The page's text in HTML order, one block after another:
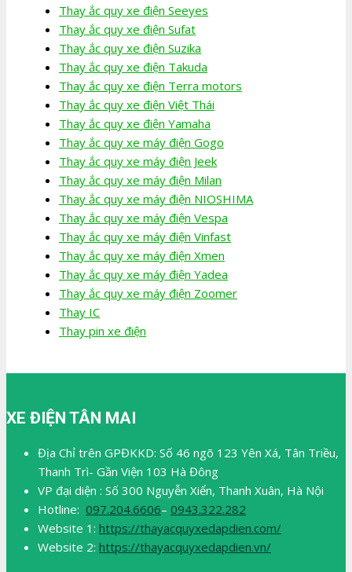
Thay ắc quy xe điện Seeyes
Thay ắc quy xe điện Sufat
Thay ắc quy xe điện Suzika
Thay ắc quy xe điện Takuda
Thay ắc quy xe điện Terra motors
Thay ắc quy xe điện Việt Thái
Thay ắc quy xe điện Yamaha
Thay ắc quy xe máy điện Gogo
Thay ắc quy xe máy điện Jeek
Thay ắc quy xe máy điện Milan
Thay ắc quy xe máy điện NIOSHIMA
Thay ắc quy xe máy điện Vespa
Thay ắc quy xe máy điện Vinfast
Thay ắc quy xe máy điện Xmen
Thay ắc quy xe máy điện Yadea
Thay ắc quy xe máy điện Zoomer
Thay IC
Thay pin xe điện
XE ĐIỆN TÂN MAI
Địa Chỉ trên GPĐKKD: Số 46 ngõ 123 Yên Xá, Tân Triều,
Thanh Trì- Gần Viện 103 Hà Đông
VP đại diện : Số 300 Nguyễn Xiển, Thanh Xuân, Hà Nội
Hotline: 097.204.6606– 0943.322.282
Website 1: https://thayacquyxedapdien.com/
Website 2: https://thayacquyxedapdien.vn/